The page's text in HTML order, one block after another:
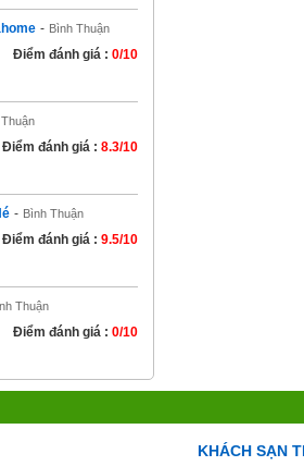
- Bình Thuận
Điểm đánh giá : 0/10
Điểm đánh giá : 8.3/10
- Bình Thuận
Điểm đánh giá : 9.5/10
Thuận
Điểm đánh giá : 0/10
KHÁCH SẠN